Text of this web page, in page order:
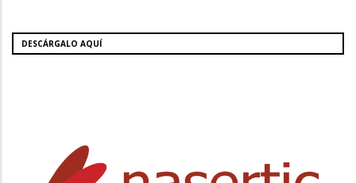
DESCÁRGALO AQUÍ